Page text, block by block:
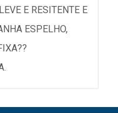
E RESITENTE E
ESPELHO,